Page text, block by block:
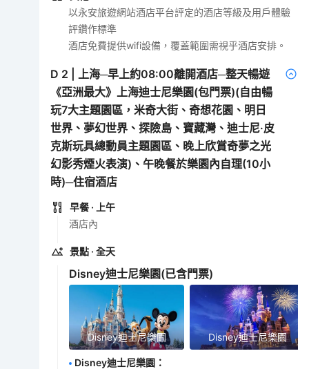
以永安旅遊網站酒店平台評定的酒店等級及用戶體驗
評鑽作標準
酒店免費提供wifi設備，覆蓋範圍需視乎酒店安排。
D 2
上海─早上約08:00離開酒店─整天暢遊
《亞洲最大》上海迪士尼樂園(包門票)(自由暢
玩7大主題園區，米奇大街、奇想花園、明日
世界、夢幻世界、探險島、寶藏灣、迪士尼·皮
克斯玩具總動員主題園區、晚上欣賞奇夢之光
幻影秀煙火表演)、午晚餐於樂園內自理(10小
時)─住宿酒店
早餐 · 上午
酒店內
景點 · 全天
Disney迪士尼樂園(已含門票)
Disney迪士尼樂園 Disney迪士尼樂園
Disney迪士尼樂園 ：